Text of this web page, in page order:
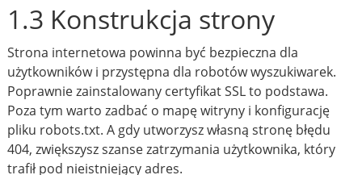
1.3 Konstrukcja strony
Strona internetowa powinna być bezpieczna dla
użytkowników i przystępna dla robotów wyszukiwarek.
Poprawnie zainstalowany certyfikat SSL to podstawa.
Poza tym warto zadbać o mapę witryny i konfigurację
pliku robots.txt. A gdy utworzysz własną stronę błędu
404, zwiększysz szanse zatrzymania użytkownika, który
trafił pod nieistniejący adres.